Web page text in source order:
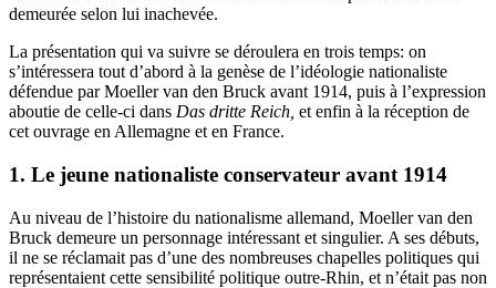
demeurée selon lui inachevée.
La présentation qui va suivre se déroulera en trois temps: on
s’intéressera tout d’abord à la genèse de l’idéologie nationaliste
défendue par Moeller van den Bruck avant 1914, puis à l’expression
aboutie de celle-ci dans Das dritte Reich, et enfin à la réception de
cet ouvrage en Allemagne et en France.
1. Le jeune nationaliste conservateur avant 1914
Au niveau de l’histoire du nationalisme allemand, Moeller van den
Bruck demeure un personnage intéressant et singulier. A ses débuts,
il ne se réclamait pas d’une des nombreuses chapelles politiques qui
représentaient cette sensibilité politique outre-Rhin, et n’était pas non